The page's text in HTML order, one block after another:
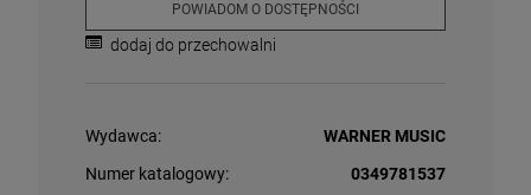
POWIADOM O DOSTĘPNOŚCI
dodaj do przechowalni
Wydawca:
WARNER MUSIC
Numer katalogowy:
0349781537